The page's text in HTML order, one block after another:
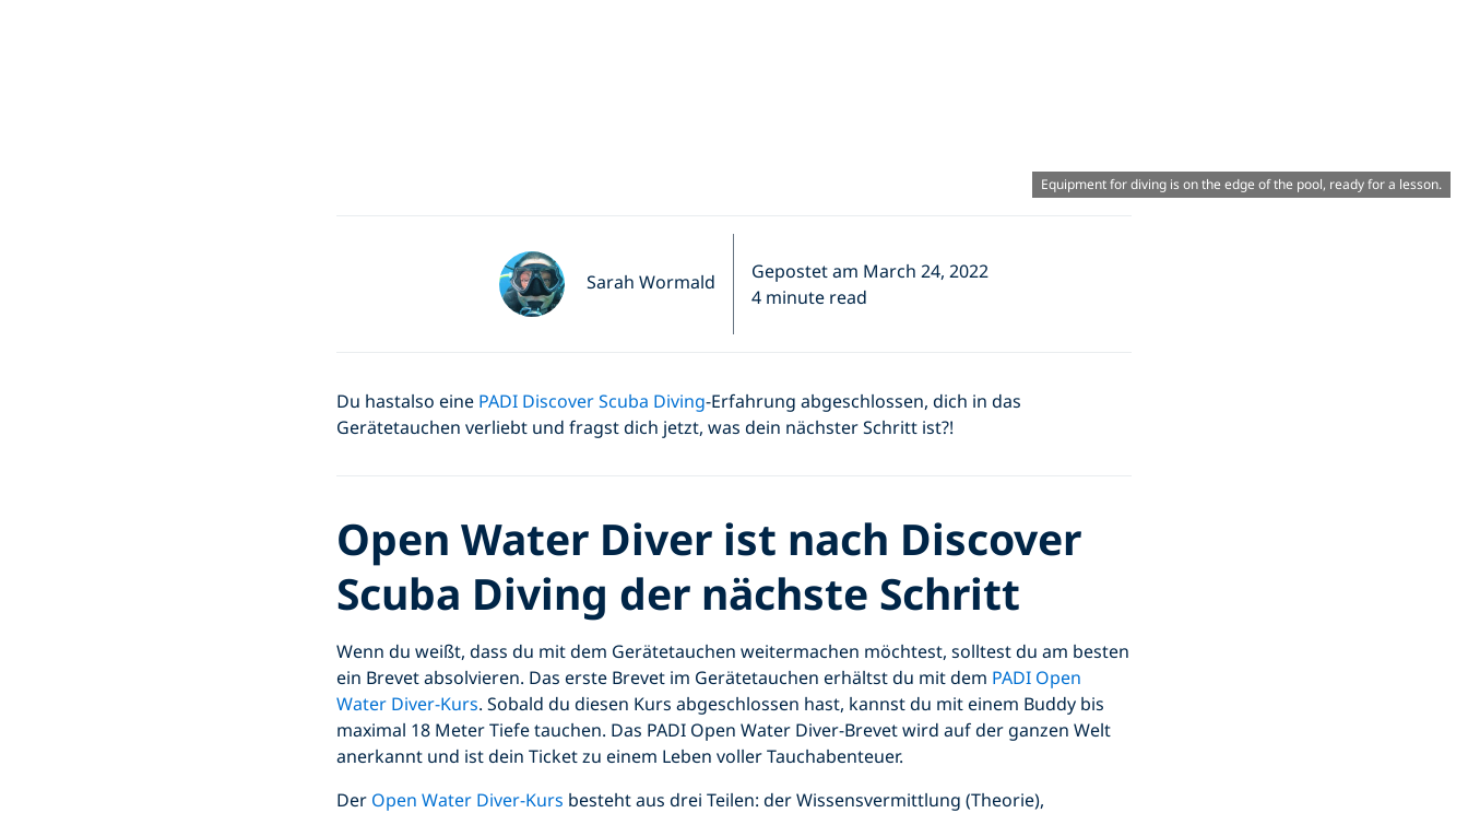
Equipment for diving is on the edge of the pool, ready for a lesson.
Sarah Wormald
Gepostet am March 24, 2022
4 minute read
Du hastalso eine PADI Discover Scuba Diving-Erfahrung abgeschlossen, dich in das
Gerätetauchen verliebt und fragst dich jetzt, was dein nächster Schritt ist?!
Open Water Diver ist nach Discover
Scuba Diving der nächste Schritt
Wenn du weißt, dass du mit dem Gerätetauchen weitermachen möchtest, solltest du am besten
ein Brevet absolvieren. Das erste Brevet im Gerätetauchen erhältst du mit dem PADI Open
Water Diver-Kurs. Sobald du diesen Kurs abgeschlossen hast, kannst du mit einem Buddy bis
maximal 18 Meter Tiefe tauchen. Das PADI Open Water Diver-Brevet wird auf der ganzen Welt
anerkannt und ist dein Ticket zu einem Leben voller Tauchabenteuer.
Der Open Water Diver-Kurs besteht aus drei Teilen: der Wissensvermittlung (Theorie),